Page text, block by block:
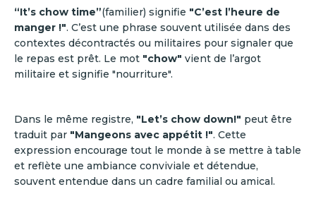
“It’s chow time”(familier) signifie "C’est l’heure de
manger !". C’est une phrase souvent utilisée dans des
contextes décontractés ou militaires pour signaler que
le repas est prêt. Le mot "chow" vient de l’argot
militaire et signifie "nourriture".
Dans le même registre, "Let’s chow down!" peut être
traduit par "Mangeons avec appétit !". Cette
expression encourage tout le monde à se mettre à table
et reflète une ambiance conviviale et détendue,
souvent entendue dans un cadre familial ou amical.